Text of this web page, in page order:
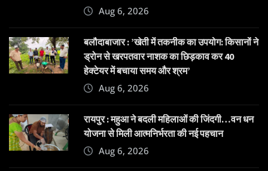
Aug 6, 2026
बलौदाबाजार : ’खेती में तकनीक का उपयोग: किसानों ने
ड्रोन से खरपतवार नाशक का छिड़काव कर 40
हेक्टेयर में बचाया समय और श्रम’
Aug 6, 2026
रायपुर : महुआ ने बदली महिलाओं की जिंदगी…वन धन
योजना से मिली आत्मनिर्भरता की नई पहचान
Aug 6, 2026